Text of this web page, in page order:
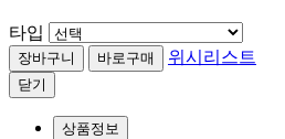
타입
위시리스트
닫기
상품정보